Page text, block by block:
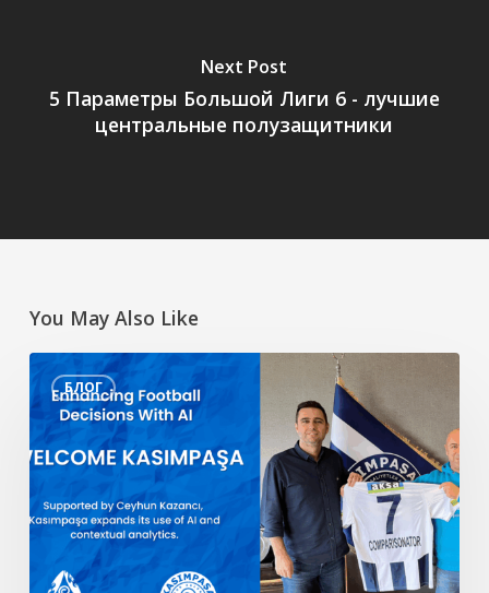
Next Post
5 Параметры Большой Лиги 6 - лучшие
центральные полузащитники
You May Also Like
БЛОГ
Улучшение
принятия
футбольных
решений
помощью
искусственного
интеллекта